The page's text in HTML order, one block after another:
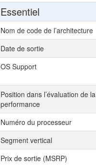
Essentiel
Nom de code de l’architecture
Date de sortie
OS Support
Position dans l’évaluation de la
performance
Numéro du processeur
Segment vertical
Prix de sortie (MSRP)